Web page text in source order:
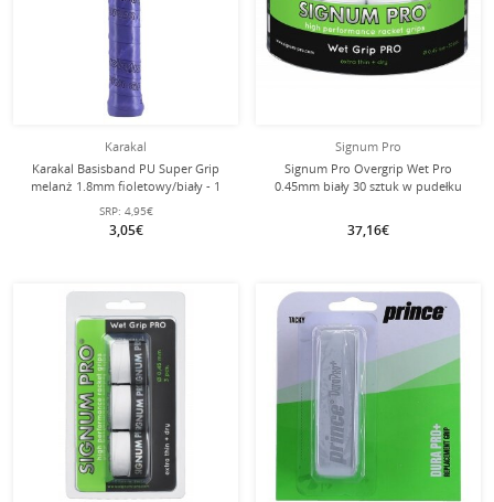
Karakal
Karakal Basisband PU Super Grip
melanż 1.8mm fioletowy/biały - 1
sztuka
SRP: 4,95€
3,05€
Signum Pro
Signum Pro Overgrip Wet Pro
0.45mm biały 30 sztuk w pudełku
37,16€